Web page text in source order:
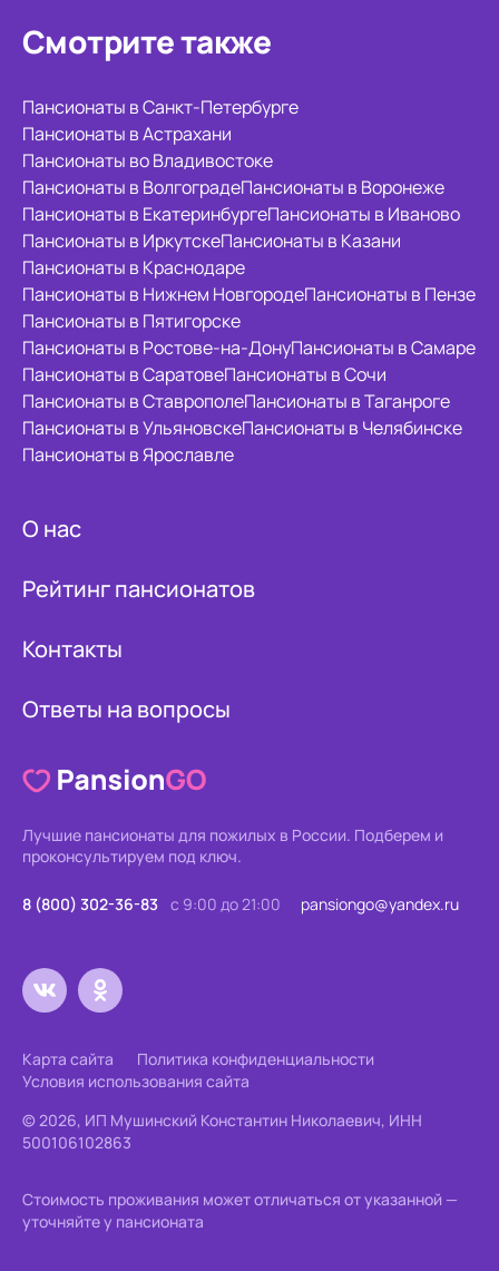
Смотрите также
Пансионаты в Санкт-Петербурге
Пансионаты в Астрахани
Пансионаты во Владивостоке
Пансионаты в ВолгоградеПансионаты в Воронеже
Пансионаты в ЕкатеринбургеПансионаты в Иваново
Пансионаты в ИркутскеПансионаты в Казани
Пансионаты в Краснодаре
Пансионаты в Нижнем НовгородеПансионаты в Пензе
Пансионаты в Пятигорске
Пансионаты в Ростове-на-ДонуПансионаты в Самаре
Пансионаты в СаратовеПансионаты в Сочи
Пансионаты в СтаврополеПансионаты в Таганроге
Пансионаты в УльяновскеПансионаты в Челябинске
Пансионаты в Ярославле
О нас
Рейтинг пансионатов
Контакты
Ответы на вопросы
Лучшие пансионаты для пожилых в России. Подберем и
проконсультируем под ключ.
8 (800) 302-36-83 с 9:00 до 21:00 pansiongo@yandex.ru
Карта сайта
Политика конфиденциальности
Условия использования сайта
© 2026, ИП Мушинский Константин Николаевич, ИНН
500106102863
Стоимость проживания может отличаться от указанной —
уточняйте у пансионата